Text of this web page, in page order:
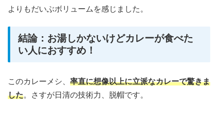
よりもだいぶボリュームを感じました。
結論：お湯しかないけどカレーが食べた
い人におすすめ！
このカレーメシ、 率直に想像以上に立派なカレーで驚きま
した。さすが日清の技術力、脱帽です。